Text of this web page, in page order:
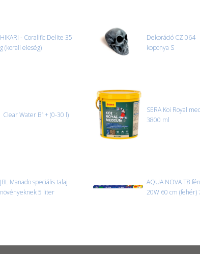
HIKARI - Coralific Delite 35
g (korall eleség)
Dekoráció CZ 064
koponya S
Clear Water B1+ (0-30 l)
SERA Koi Royal
3800 ml
JBL Manado speciális talaj
növényeknek 5 liter
AQUA NOVA T8
20W 60 cm (fehér)